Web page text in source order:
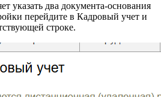
указать два документа-основания
перейдите в Кaдровый учет и
строке.